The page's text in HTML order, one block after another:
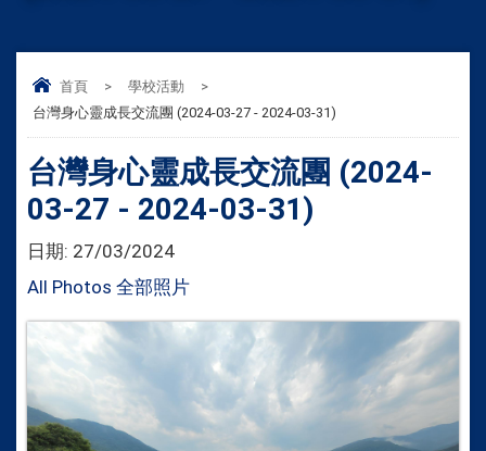
首頁 > 學校活動
>
台灣身心靈成長交流團 (2024-03-27 - 2024-03-31)
台灣身心靈成長交流團 (2024-
03-27 - 2024-03-31)
日期: 27/03/2024
All Photos 全部照片